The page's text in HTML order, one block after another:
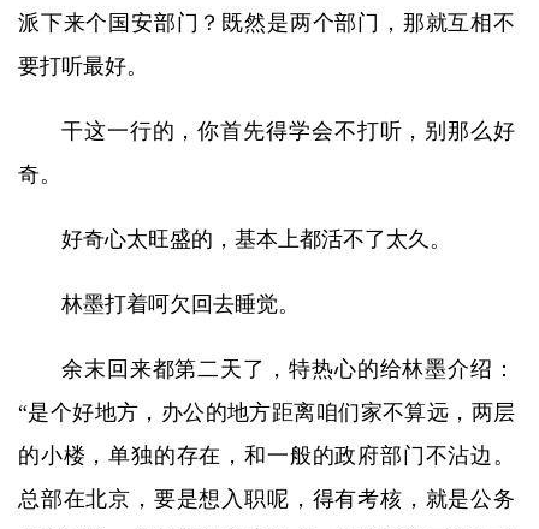
派下来个国安部门？既然是两个部门，那就互相不
要打听最好。
干这一行的，你首先得学会不打听，别那么好
奇。
好奇心太旺盛的，基本上都活不了太久。
林墨打着呵欠回去睡觉。
余末回来都第二天了，特热心的给林墨介绍：
“是个好地方，办公的地方距离咱们家不算远，两层
的小楼，单独的存在，和一般的政府部门不沾边。
总部在北京，要是想入职呢，得有考核，就是公务